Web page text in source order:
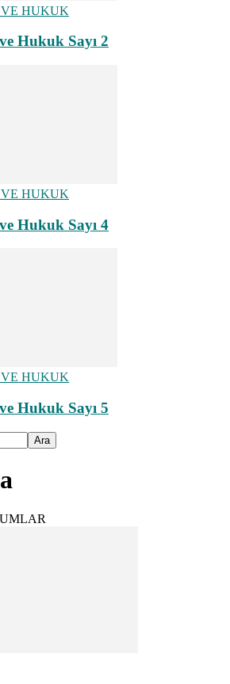
HUKUK
Hukuk Sayı 2
HUKUK
Hukuk Sayı 4
HUKUK
Hukuk Sayı 5